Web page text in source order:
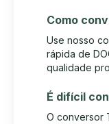
Como
Use nosso
rápida de
qualidade
É difícil
O conversor